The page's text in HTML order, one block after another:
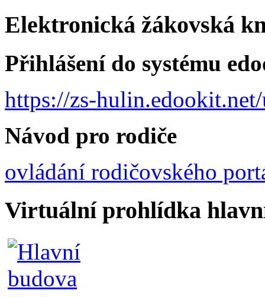
Elektronická žákovská
Přihlášení do systému
https://zs-
Návod pro rodiče
ovládání rodičovského
Virtuální prohlídka